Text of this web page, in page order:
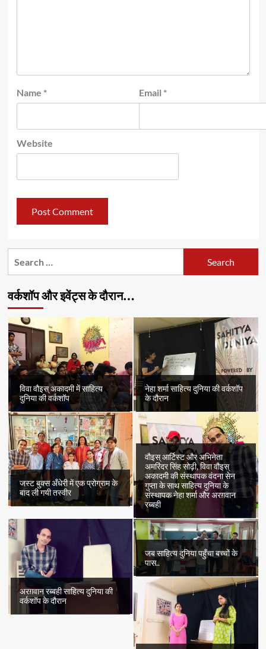
Name * Email *
Website
वर्कशॉप और इवेंट्स के दौरान…
विवा वौइस् अकादमी में साहित्य
दुनिया की वर्कशॉप
नेहा शर्मा साहित्य दुनिया की वर्कशॉप
के दौरान
जस्ट बुक्स अँधेरी में एक प्रोग्राम के
बाद ली गयी तस्वीर
वौइस् आर्टिस्ट और अभिनेता
अमरिंदर सिंह सोढ़ी, विवा वौइस्
अकादमी की संस्थापक वंदना सेन
गुप्ता के साथ साहित्य दुनिया के
संस्थापक नेहा शर्मा और अरग़वान
रब्बही
अरग़वान रब्बही साहित्य दुनिया की
वर्कशॉप के दौरान
जब साहित्य दुनिया पहुँचा बच्चों के
पास..